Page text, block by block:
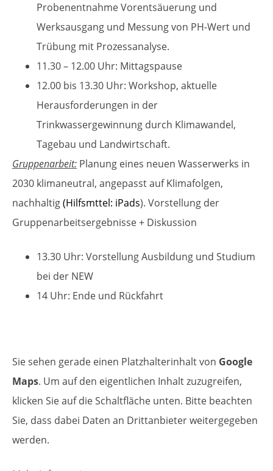
Probenentnahme Vorentsäuerung und
Werksausgang und Messung von PH-Wert und
Trübung mit Prozessanalyse.
11.30 – 12.00 Uhr: Mittagspause
12.00 bis 13.30 Uhr: Workshop, aktuelle
Herausforderungen in der
Trinkwassergewinnung durch Klimawandel,
Tagebau und Landwirtschaft.
Gruppenarbeit: Planung eines neuen Wasserwerks in
2030 klimaneutral, angepasst auf Klimafolgen,
nachhaltig(Hilfsmttel: iPads). Vorstellung der
Gruppenarbeitsergebnisse + Diskussion
13.30 Uhr: Vorstellung Ausbildung und Studium
bei der NEW
14 Uhr: Ende und Rückfahrt
Sie sehen gerade einen Platzhalterinhalt von Google
Maps. Um auf den eigentlichen Inhalt zuzugreifen,
klicken Sie auf die Schaltfläche unten. Bitte beachten
Sie, dass dabei Daten an Drittanbieter weitergegeben
werden.